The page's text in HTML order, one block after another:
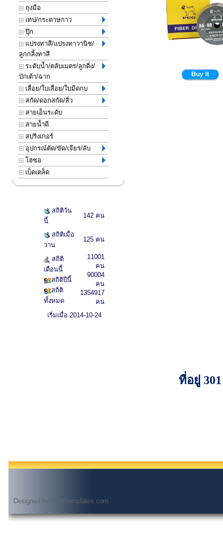
ถุงมือ
เทป/กระดาษกาว
ปุ๊ก
แปรงทาสี/แปรงทาวานิช/
ลูกกลิ้งทาสี
ระดับน้ำ/ตลับเมตร/ลูกดิ่ง/
บักเต้า/ฉาก
เลื่อย/ใบเลื่อย/ใบมีดกบ
สกัด/ดอกสกัด/สิ่ว
สายเอ็นระดับ
สายน้ำดี
สปริงเกอร์
อุปกรณ์ตัด/ขัด/เจียร/ลับ
โฮซอ
เบ็ดเตล็ด
สถิติวัน
นี้
142 คน
สถิติเมื่อ
วาน
125 คน
สถิติ
เดือนนี้
สถิติปีนี้
สถิติ
ทั้งหมด
11001
คน
90004
คน
1354917
คน
เริ่มเมื่อ 2014-10-24
ที่อยู่
Designed by freektemplates.com